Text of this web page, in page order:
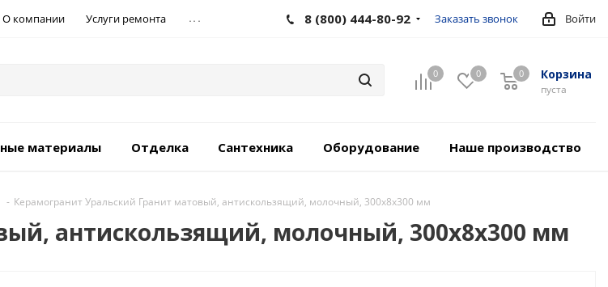
О компании Услуги ремонта ... Войти
8 (800) 444-80-92 Заказать звонок
0 0 Корзина
пуста
0
материалы Отделка Сантехника Оборудование Наше производство
- Керамогранит Уральский Гранит матовый, антискользящий, молочный, 300x8x300 мм
антискользящий, молочный, 300x8x300 мм